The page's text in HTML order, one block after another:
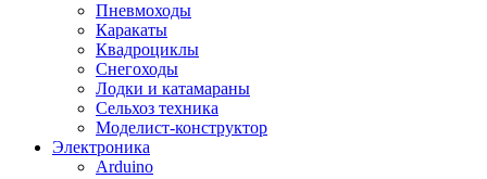
Пневмоходы
Каракаты
Квадроциклы
Снегоходы
Лодки и катамараны
Сельхоз техника
Моделист-конструктор
Электроника
Arduino